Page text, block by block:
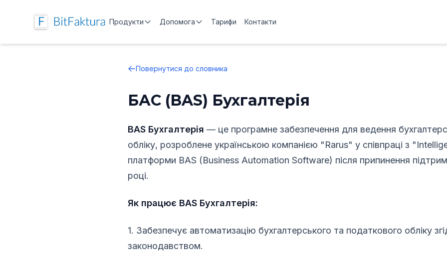
Продукти Допомога Тарифи Контакти
Повернутися до словника
БАС (BAS) Бухгалтерія
BAS Бухгалтерія — це програмне забезпечення для ведення
обліку, розроблене українською компанією "Rarus" у співпраці з
платформи BAS (Business Automation Software) після припинення
році.
Як працює BAS Бухгалтерія:
1. Забезпечує автоматизацію бухгалтерського та податкового обліку
законодавством.